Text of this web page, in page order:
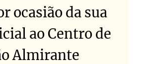
ocasião da sua
ao Centro de
Almirante